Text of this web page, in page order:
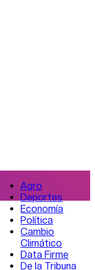
Agro
Deportes
Economía
Política
Cambio
Climático
Data Firme
De la Tribuna